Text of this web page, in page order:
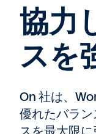
協力
スを
On 社は、
優れたバラ